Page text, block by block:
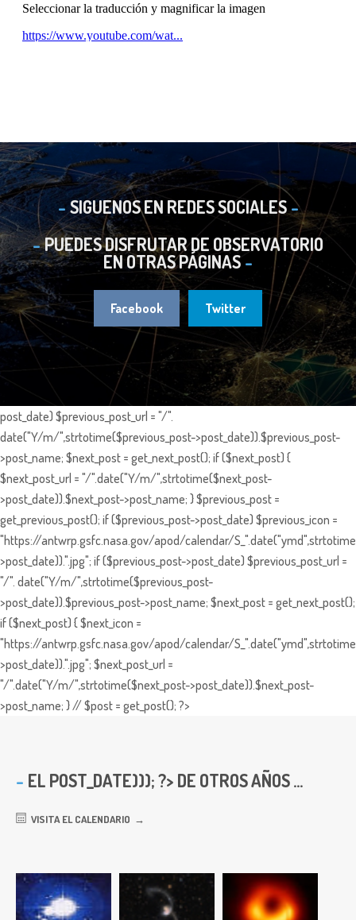
SIGUENOS EN REDES SOCIALES
PUEDES DISFRUTAR DE OBSERVATORIO
EN OTRAS PÁGINAS
Facebook Twitter
post_date) $previous_post_url = "/".
date("Y/m/",strtotime($previous_post->post_date)).$previous_post-
>post_name; $next_post = get_next_post(); if ($next_post) {
$next_post_url = "/".date("Y/m/",strtotime($next_post-
>post_date)).$next_post->post_name; } $previous_post =
get_previous_post(); if ($previous_post->post_date) $previous_icon =
"https://antwrp.gsfc.nasa.gov/apod/calendar/
>post_date)).".jpg"; if ($previous_post->post_date) $previous_post_url =
"/". date("Y/m/",strtotime($previous_post-
>post_date)).$previous_post->post_name; $next_post = get_next_post();
if ($next_post) { $next_icon =
"https://antwrp.gsfc.nasa.gov/apod/calendar/
>post_date)).".jpg"; $next_post_url =
"/".date("Y/m/",strtotime($next_post->post_date)).$next_post-
>post_name; } // $post = get_post(); ?>
EL POST_DATE))); ?> DE OTROS AÑOS ...
VISITA EL CALENDARIO